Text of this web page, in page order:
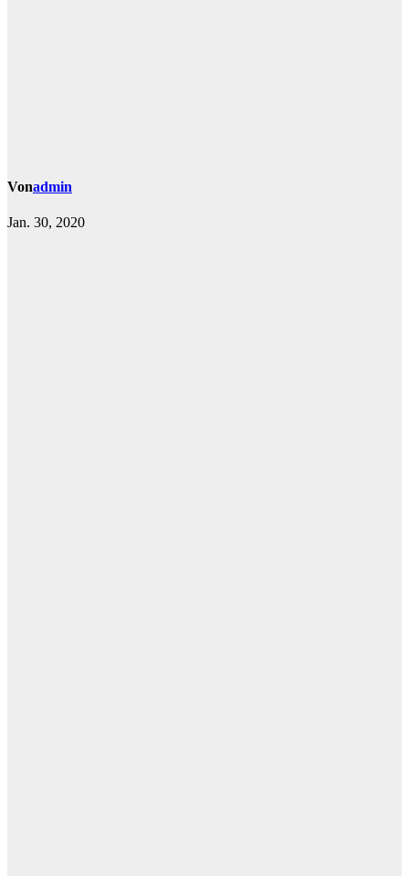
Vonadmin
Jan. 30, 2020